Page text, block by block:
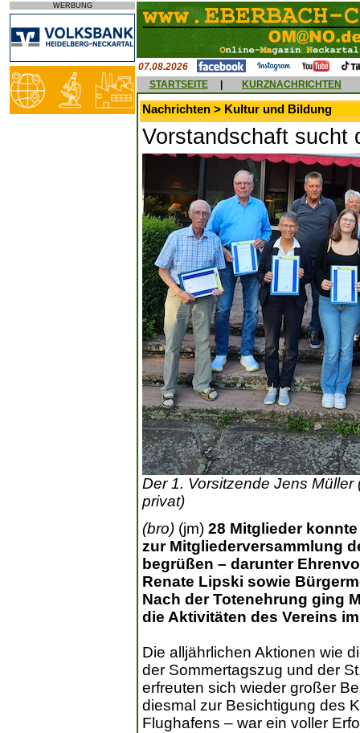
WERBUNG
07.08.2026
STARTSEITE
KURZNACHRICHTEN
Nachrichten > Kultur und Bildung
Vorstandschaft sucht
Der 1. Vorsitzende Jens
privat)
(bro) (jm) 28 Mitglieder
zur Mitgliederversammlung
begrüßen – darunter
Renate Lipski sowie
Nach der Totenehrung ging
die Aktivitäten des Vereins
Die alljährlichen Aktionen wie
der Sommertagszug und der
erfreuten sich wieder großer
diesmal zur Besichtigung des
Flughafens – war ein voller